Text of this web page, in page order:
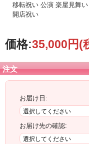
移転祝い 公演 楽屋見舞
開店祝い
価格:35,000円(
注文
お届け日:
お届け先の確認: